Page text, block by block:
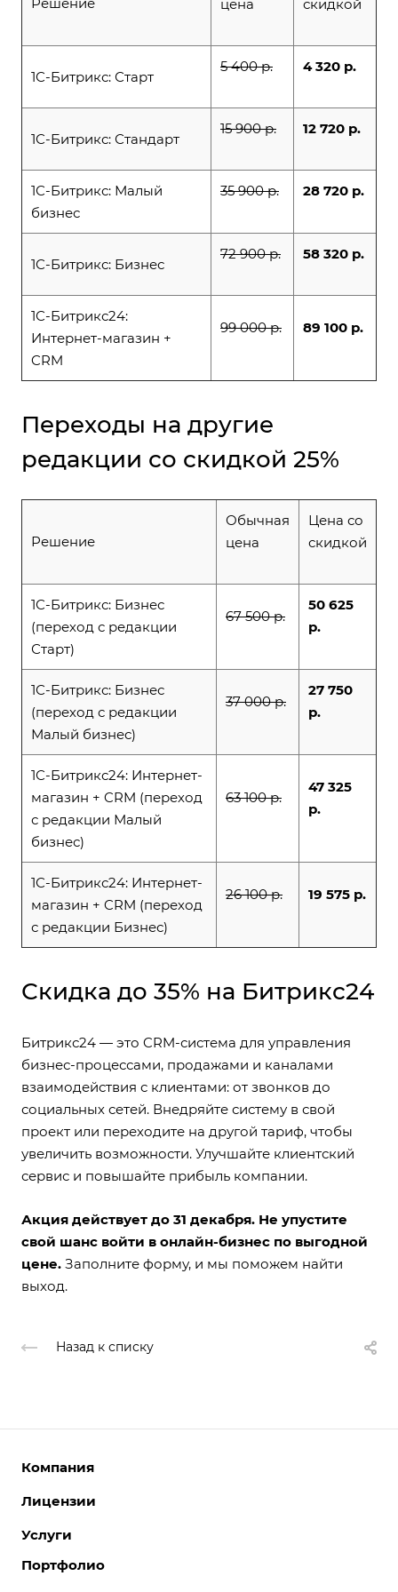
цена скидкой
1С-Битрикс: Старт
5 400 р. 4 320 р.
1С-Битрикс: Стандарт
15 900 р. 12 720 р.
1С-Битрикс: Малый
бизнес
35 900 р. 28 720 р.
1С-Битрикс: Бизнес
72 900 р. 58 320 р.
1С-Битрикс24:
Интернет-магазин +
CRM
99 000 р. 89 100 р.
Переходы на другие
редакции со скидкой 25%
Решение
Обычная
цена
Цена со
скидкой
1С-Битрикс: Бизнес
(переход с редакции
Старт)
67 500 р.
50 625
р.
1С-Битрикс: Бизнес
(переход с редакции
Малый бизнес)
37 000 р.
27 750
р.
1С-Битрикс24: Интернет-
магазин + CRM (переход
с редакции Малый
бизнес)
63 100 р.
47 325
р.
1С-Битрикс24: Интернет-
магазин + CRM (переход
с редакции Бизнес)
26 100 р. 19 575 р.
Скидка до 35% на Битрикс24
Битрикс24 — это CRM-система для управления
бизнес-процессами, продажами и каналами
взаимодействия с клиентами: от звонков до
социальных сетей. Внедряйте систему в свой
проект или переходите на другой тариф, чтобы
увеличить возможности. Улучшайте клиентский
сервис и повышайте прибыль компании.
Акция действует до 31 декабря. Не упустите
свой шанс войти в онлайн-бизнес по выгодной
цене. Заполните форму, и мы поможем найти
выход.
Назад к списку
Компания
О компании
Отзывы
Лицензии
Интернет-магазины
Корпоративные сайты
Услуги
Разработка сайтов
Портфолио